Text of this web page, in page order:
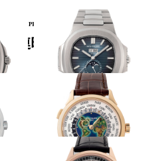
PICKUP PRODUCT
関連時計
グラデーションダイヤル
PATEK PHILIPPE
ノーチラス年次カレンダー
Ref.5726/1A
工芸美を湛える特別な１本
PATEK PHILIPPE